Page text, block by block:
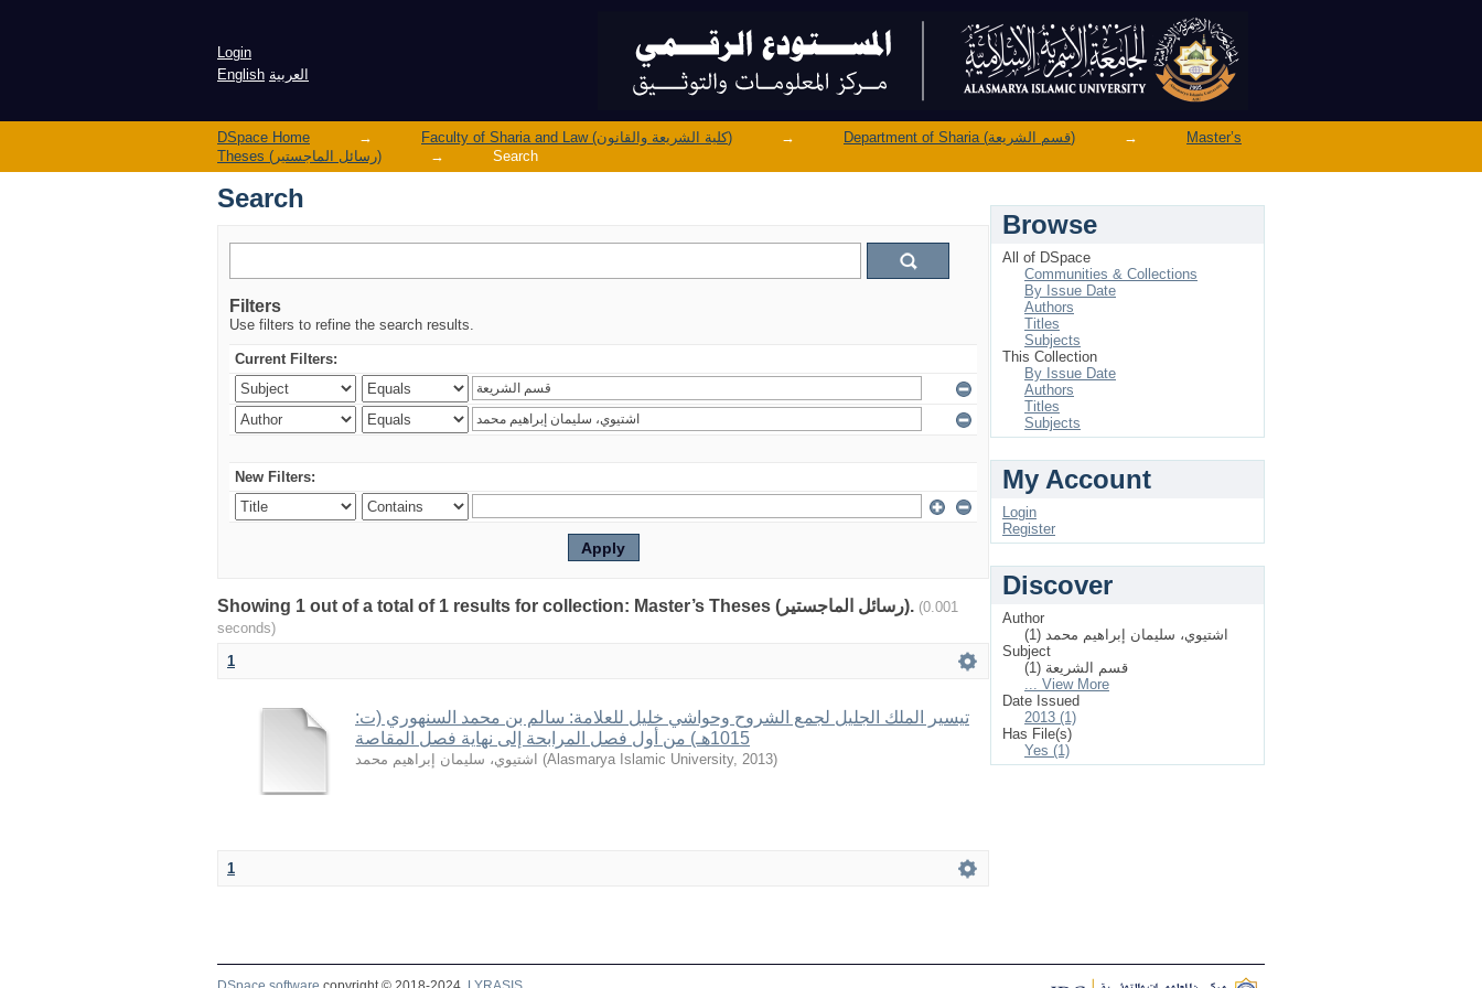
Login
English العربية
DSpace Home → Faculty of Sharia and Law (كلية الشريعة والقانون) → Department of Sharia (قسم الشريعة) →
Master’s
Theses (رسائل الماجستير)
→ Search
Search
Filters
Use filters to refine the search results.
Current Filters:
New Filters:
Showing 1 out of a total of 1 results for collection: Master’s Theses (رسائل الماجستير). (0.001
seconds)
1
تيسير الملك الجليل لجمع الشروح وحواشي خليل للعلامة: سالم بن محمد السنهوري (ت:
1015هـ) من أول فصل المرابحة إلى نهاية فصل المقاصة
اشتيوي، سليمان إبراهيم محمد (Alasmarya Islamic University, 2013)
1
Browse
All of DSpace
Communities & Collections
By Issue Date
Authors
Titles
Subjects
This Collection
By Issue Date
Authors
Titles
Subjects
My Account
Login
Register
Discover
Author
اشتيوي، سليمان إبراهيم محمد (1)
Subject
قسم الشريعة (1)
... View More
Date Issued
2013 (1)
Has File(s)
Yes (1)